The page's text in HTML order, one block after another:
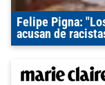
Felipe Pigna:
acusan de